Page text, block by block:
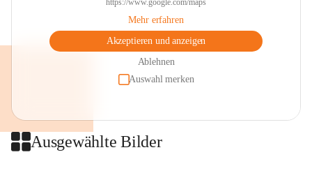
https://www.google.com/maps
Mehr erfahren
Akzeptieren und anzeigen
Ablehnen
Auswahl merken
Ausgewählte Bilder